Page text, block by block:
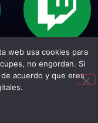
Todos los
web usa cookies para
no engordan. Si
acuerdo y que eres